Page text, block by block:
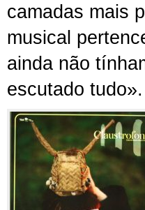
camadas mais
musical
ainda não
escutado